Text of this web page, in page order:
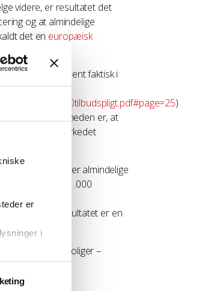
er
i
videre, er resultatet det
og at almindelige
det en europæisk
bor ca. 57 procent faktisk i
)
Men virkeligheden er, at
type boliger, markedet
til priser langt over almindelige
imens er ca. 1.000
. Nettoresultatet er en
ikke betalelige boliger –
absurd. Den
Statistik